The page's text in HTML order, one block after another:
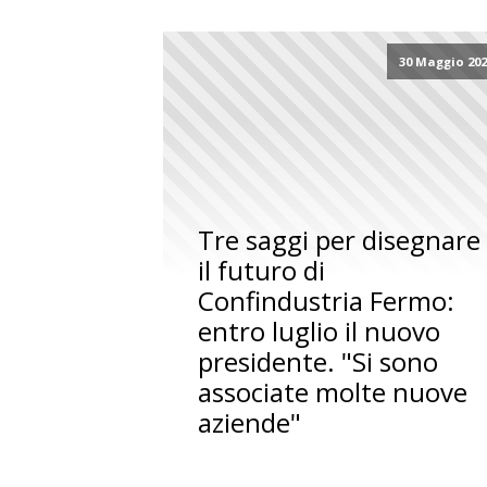
30 Maggio
Tre saggi per disegnare
il futuro di
Confindustria Fermo:
entro luglio il nuovo
presidente. "Si sono
associate molte nuove
aziende"